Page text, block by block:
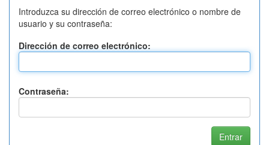
Introduzca su dirección de correo electrónico o nombre de
usuario y su contraseña:
Dirección de correo electrónico:
Contraseña: